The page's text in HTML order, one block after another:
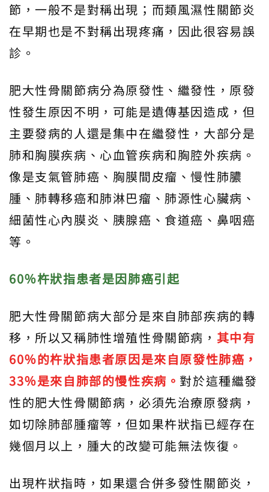
節，一般不是對稱出現；而類風濕性關節炎
在早期也是不對稱出現疼痛，因此很容易誤
診。
肥大性骨關節病分為原發性、繼發性，原發
性發生原因不明，可能是遺傳基因造成，但
主要發病的人還是集中在繼發性，大部分是
肺和胸膜疾病、心血管疾病和胸腔外疾病。
像是支氣管肺癌、胸膜間皮瘤、慢性肺膿
腫、肺轉移癌和肺淋巴瘤、肺源性心臟病、
細菌性心內膜炎、胰腺癌、食道癌、鼻咽癌
等。
60％杵狀指患者是因肺癌引起
肥大性骨關節病大部分是來自肺部疾病的轉
移，所以又稱肺性增殖性骨關節病， 其中有
60％的杵狀指患者原因是來自原發性肺癌，
33％是來自肺部的慢性疾病。 對於這種繼發
性的肥大性骨關節病，必須先治療原發病，
如切除肺部腫瘤等，但如果杵狀指已經存在
幾個月以上，腫大的改變可能無法恢復。
出現杵狀指時，如果還合併多發性關節炎，